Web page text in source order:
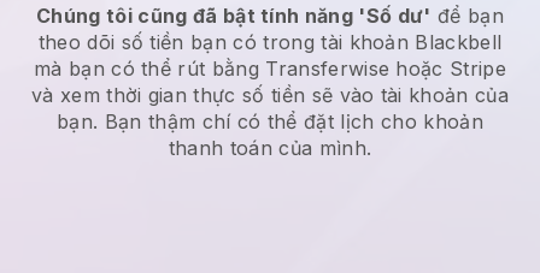
Chúng tôi cũng đã bật tính năng 'Số dư' để bạn
theo dõi số tiền bạn có trong tài khoản Blackbell
mà bạn có thể rút bằng Transferwise hoặc Stripe
và xem thời gian thực số tiền sẽ vào tài khoản của
bạn. Bạn thậm chí có thể đặt lịch cho khoản
thanh toán của mình.